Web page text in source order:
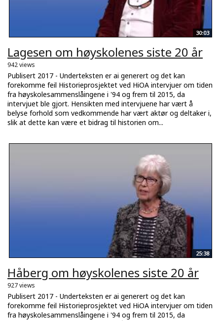
30:03
Lagesen om høyskolenes siste 20 år
942 views
Publisert 2017 - Underteksten er ai generert og det kan
forekomme feil Historieprosjektet ved HiOA intervjuer om tiden
fra høyskolesammenslåingene i '94 og frem til 2015, da
intervjuet ble gjort. Hensikten med intervjuene har vært å
belyse forhold som vedkommende har vært aktør og deltaker i,
slik at dette kan være et bidrag til historien om...
25:38
Håberg om høyskolenes siste 20 år
927 views
Publisert 2017 - Underteksten er ai generert og det kan
forekomme feil Historieprosjektet ved HiOA intervjuer om tiden
fra høyskolesammenslåingene i '94 og frem til 2015, da